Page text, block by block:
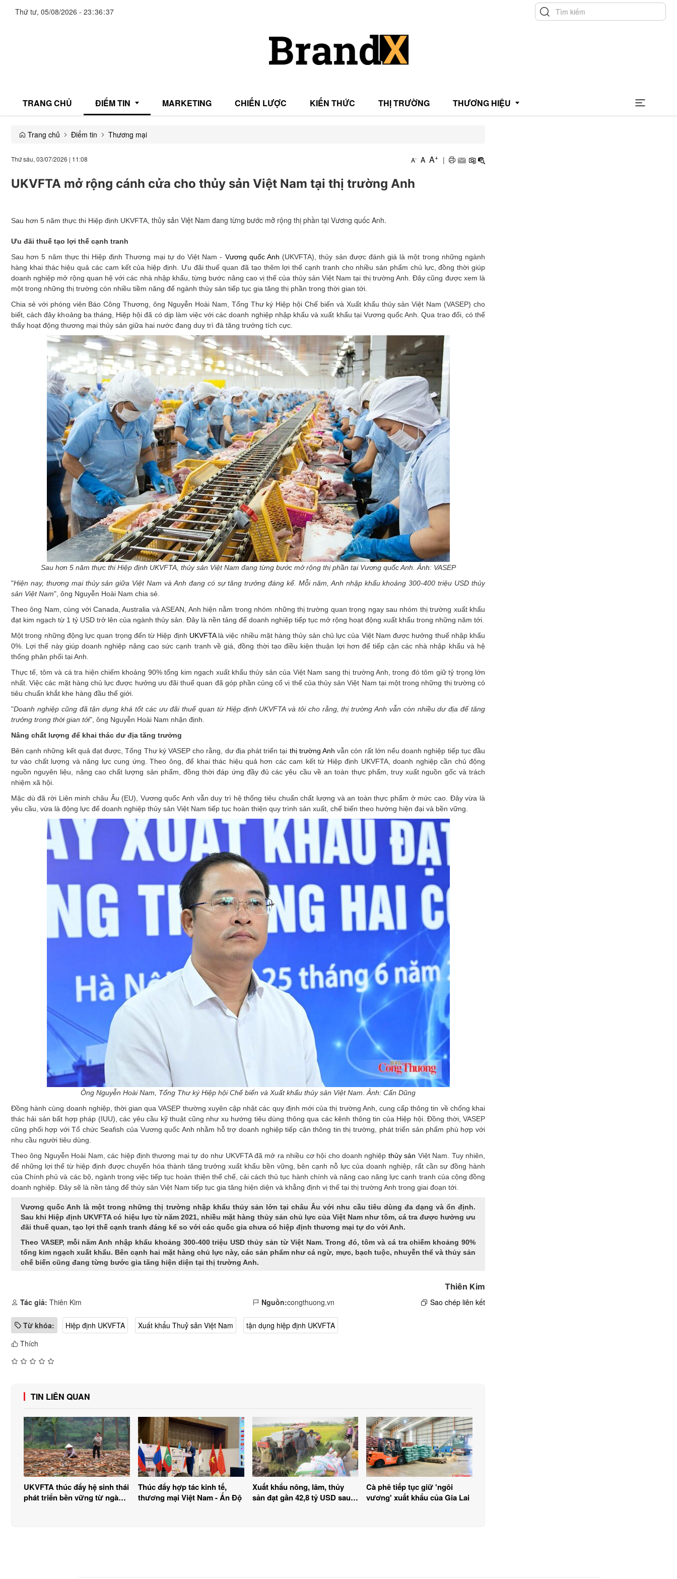
Thứ tư, 05/08/2026 - 23:36:37
TRANG CHỦ ĐIỂM TIN
Đời sống
MARKETING CHIẾN LƯỢC KIẾN THỨC THỊ TRƯỜNG THƯƠNG HIỆU
Trang chủ Điểm tin Thương mại
Thứ sáu, 03/07/2026 | 11:08 A- A A+ |
UKVFTA mở rộng cánh cửa cho thủy sản Việt Nam tại thị trường Anh
Sau hơn 5 năm thực thi Hiệp định UKVFTA, thủy sản Việt Nam đang từng bước mở rộng thị phần tại Vương quốc Anh.
Ưu đãi thuế tạo lợi thế cạnh tranh
Sau hơn 5 năm thực thi Hiệp định Thương mại tự do Việt Nam - Vương quốc Anh (UKVFTA), thủy sản được đánh giá là một trong những ngành
hàng khai thác hiệu quả các cam kết của hiệp định. Ưu đãi thuế quan đã tạo thêm lợi thế cạnh tranh cho nhiều sản phẩm chủ lực, đồng thời giúp
doanh nghiệp mở rộng quan hệ với các nhà nhập khẩu, từng bước nâng cao vị thế của thủy sản Việt Nam tại thị trường Anh. Đây cũng được xem là
một trong những thị trường còn nhiều tiềm năng để ngành thủy sản tiếp tục gia tăng thị phần trong thời gian tới.
Chia sẻ với phóng viên Báo Công Thương, ông Nguyễn Hoài Nam, Tổng Thư ký Hiệp hội Chế biến và Xuất khẩu thủy sản Việt Nam (VASEP) cho
biết, cách đây khoảng ba tháng, Hiệp hội đã có dịp làm việc với các doanh nghiệp nhập khẩu và xuất khẩu tại Vương quốc Anh. Qua trao đổi, có thể
thấy hoạt động thương mại thủy sản giữa hai nước đang duy trì đà tăng trưởng tích cực.
Sau hơn 5 năm thực thi Hiệp định UKVFTA, thủy sản Việt Nam đang từng bước mở rộng thị phần tại Vương quốc Anh. Ảnh: VASEP
"Hiện nay, thương mại thủy sản giữa Việt Nam và Anh đang có sự tăng trưởng đáng kể. Mỗi năm, Anh nhập khẩu khoảng 300-400 triệu USD thủy
sản Việt Nam", ông Nguyễn Hoài Nam chia sẻ.
Theo ông Nam, cùng với Canada, Australia và ASEAN, Anh hiện nằm trong nhóm những thị trường quan trọng ngay sau nhóm thị trường xuất khẩu
đạt kim ngạch từ 1 tỷ USD trở lên của ngành thủy sản. Đây là nền tảng để doanh nghiệp tiếp tục mở rộng hoạt động xuất khẩu trong những năm tới.
Một trong những động lực quan trọng đến từ Hiệp định UKVFTAlà việc nhiều mặt hàng thủy sản chủ lực của Việt Nam được hưởng thuế nhập khẩu
0%. Lợi thế này giúp doanh nghiệp nâng cao sức cạnh tranh về giá, đồng thời tạo điều kiện thuận lợi hơn để tiếp cận các nhà nhập khẩu và hệ
thống phân phối tại Anh.
Thực tế, tôm và cá tra hiện chiếm khoảng 90% tổng kim ngạch xuất khẩu thủy sản của Việt Nam sang thị trường Anh, trong đó tôm giữ tỷ trọng lớn
nhất. Việc các mặt hàng chủ lực được hưởng ưu đãi thuế quan đã góp phần củng cố vị thế của thủy sản Việt Nam tại một trong những thị trường có
tiêu chuẩn khắt khe hàng đầu thế giới.
"Doanh nghiệp cũng đã tận dụng khá tốt các ưu đãi thuế quan từ Hiệp định UKVFTA và tôi cho rằng, thị trường Anh vẫn còn nhiều dư địa để tăng
trưởng trong thời gian tới", ông Nguyễn Hoài Nam nhận định.
Nâng chất lượng để khai thác dư địa tăng trưởng
Bên cạnh những kết quả đạt được, Tổng Thư ký VASEP cho rằng, dư địa phát triển tại thị trường Anh vẫn còn rất lớn nếu doanh nghiệp tiếp tục đầu
tư vào chất lượng và năng lực cung ứng. Theo ông, để khai thác hiệu quả hơn các cam kết từ Hiệp định UKVFTA, doanh nghiệp cần chủ động
nguồn nguyên liệu, nâng cao chất lượng sản phẩm, đồng thời đáp ứng đầy đủ các yêu cầu về an toàn thực phẩm, truy xuất nguồn gốc và trách
nhiệm xã hội.
Mặc dù đã rời Liên minh châu Âu (EU), Vương quốc Anh vẫn duy trì hệ thống tiêu chuẩn chất lượng và an toàn thực phẩm ở mức cao. Đây vừa là
yêu cầu, vừa là động lực để doanh nghiệp thủy sản Việt Nam tiếp tục hoàn thiện quy trình sản xuất, chế biến theo hướng hiện đại và bền vững.
Ông Nguyễn Hoài Nam, Tổng Thư ký Hiệp hội Chế biến và Xuất khẩu thủy sản Việt Nam. Ảnh: Cấn Dũng
Đồng hành cùng doanh nghiệp, thời gian qua VASEP thường xuyên cập nhật các quy định mới của thị trường Anh, cung cấp thông tin về chống khai
thác hải sản bất hợp pháp (IUU), các yêu cầu kỹ thuật cũng như xu hướng tiêu dùng thông qua các kênh thông tin của Hiệp hội. Đồng thời, VASEP
cũng phối hợp với Tổ chức Seafish của Vương quốc Anh nhằm hỗ trợ doanh nghiệp tiếp cận thông tin thị trường, phát triển sản phẩm phù hợp với
nhu cầu người tiêu dùng.
Theo ông Nguyễn Hoài Nam, các hiệp định thương mại tự do như UKVFTA đã mở ra nhiều cơ hội cho doanh nghiệp thủy sản Việt Nam. Tuy nhiên,
để những lợi thế từ hiệp định được chuyển hóa thành tăng trưởng xuất khẩu bền vững, bên cạnh nỗ lực của doanh nghiệp, rất cần sự đồng hành
của Chính phủ và các bộ, ngành trong việc tiếp tục hoàn thiện thể chế, cải cách thủ tục hành chính và nâng cao năng lực cạnh tranh của cộng đồng
doanh nghiệp. Đây sẽ là nền tảng để thủy sản Việt Nam tiếp tục gia tăng hiện diện và khẳng định vị thế tại thị trường Anh trong giai đoạn tới.
Vương quốc Anh là một trong những thị trường nhập khẩu thủy sản lớn tại châu Âu với nhu cầu tiêu dùng đa dạng và ổn định.
Sau khi Hiệp định UKVFTA có hiệu lực từ năm 2021, nhiều mặt hàng thủy sản chủ lực của Việt Nam như tôm, cá tra được hưởng ưu
đãi thuế quan, tạo lợi thế cạnh tranh đáng kể so với các quốc gia chưa có hiệp định thương mại tự do với Anh.
Theo VASEP, mỗi năm Anh nhập khẩu khoảng 300-400 triệu USD thủy sản từ Việt Nam. Trong đó, tôm và cá tra chiếm khoảng 90%
tổng kim ngạch xuất khẩu. Bên cạnh hai mặt hàng chủ lực này, các sản phẩm như cá ngừ, mực, bạch tuộc, nhuyễn thể và thủy sản
chế biến cũng đang từng bước gia tăng hiện diện tại thị trường Anh.
Thiên Kim
Tác giả: Thiên Kim Nguồn:congthuong.vn Sao chép liên kết
Từ khóa: Hiệp định UKVFTA Xuất khẩu Thuỷ sản Việt Nam
tận dụng hiệp định UKVFTA
Thích
TIN LIÊN QUAN
UKVFTA thúc đẩy hệ sinh thái
phát triển bền vững từ ngành
Thúc đẩy hợp tác kinh tế,
thương mại Việt Nam - Ấn Độ
Xuất khẩu nông, lâm, thủy
sản đạt gần 42,8 tỷ USD sau 7
Cà phê tiếp tục giữ 'ngôi
vương' xuất khẩu của Gia Lai